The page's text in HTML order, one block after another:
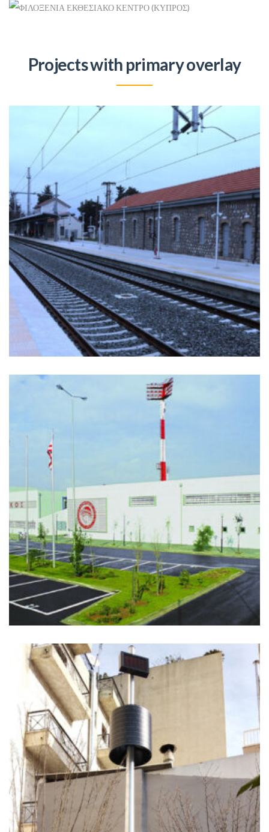
Projects with primary overlay
+
ΣΤΑΘΜΌΣ ΤΡΑΊΝΟΥ ΤΙΘΟΡΈΑ
Ιστος Φωτισμού
ΡΈΝΤΗΣ ΠΡΟΠΟΝΗΤΙΚΌ ΚΈΝΤΡΟ
Ιστός Σημαίας, Ιστος Φωτισμού
ΠΆΡΚΟ ΤΣΈΠΗΣ ΚΟΛΩΝΌΣ